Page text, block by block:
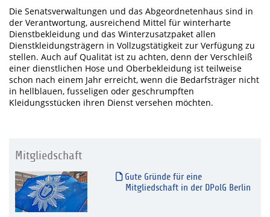
Die Senatsverwaltungen und das Abgeordnetenhaus sind in
der Verantwortung, ausreichend Mittel für winterharte
Dienstbekleidung und das Winterzusatzpaket allen
Dienstkleidungsträgern in Vollzugstätigkeit zur Verfügung zu
stellen. Auch auf Qualität ist zu achten, denn der Verschleiß
einer dienstlichen Hose und Oberbekleidung ist teilweise
schon nach einem Jahr erreicht, wenn die Bedarfsträger nicht
in hellblauen, fusseligen oder geschrumpften
Kleidungsstücken ihren Dienst versehen möchten.
Mitgliedschaft
Gute Gründe für eine
Mitgliedschaft in der DPolG Berlin